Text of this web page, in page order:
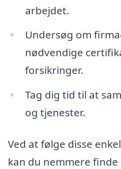
arbejdet.
Undersøg om
nødvendige
forsikringer.
Tag dig tid til at
og tjenester.
Ved at følge disse
kan du nemmere finde